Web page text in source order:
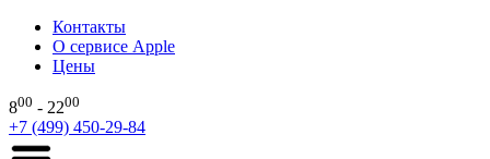
Контакты
О сервисе Apple
Цены
800 - 2200
+7 (499) 450-29-84